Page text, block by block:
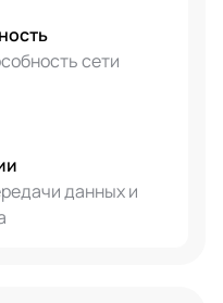
сети
данных и